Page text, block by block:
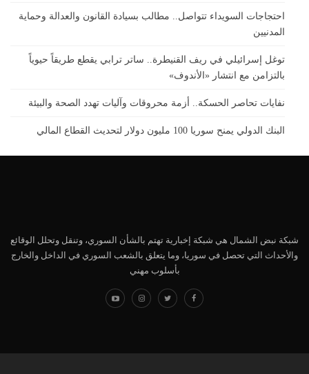
احتجاجات السويداء تتواصل.. مطالب بسيادة القانون والعدالة وحماية
المدنيين
توغل إسرائيلي في ريف القنيطرة.. ساتر ترابي يقطع طريقاً حيوياً
بالتزامن مع انتشار «الأندوف»
نفايات تحاصر الحسكة.. أزمة محروقات وآليات تهدد الصحة والبيئة
البنك الدولي يمنح سوريا 100 مليون دولار لتحديث القطاع المالي
شبكة نبض الشمال هي شبكة إخبارية تهتم بالشأن السوري، وتنقل وتحلل الوقائع
والأحداث التي تحصل في سوريا، وما يتعلق بالشعب السوري في الداخل والخارج
بأسلوب مهني